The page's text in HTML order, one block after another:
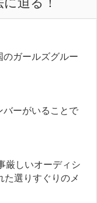
ガールズグルー
ーがいることで
厳しいオーディシ
た選りすぐりのメ